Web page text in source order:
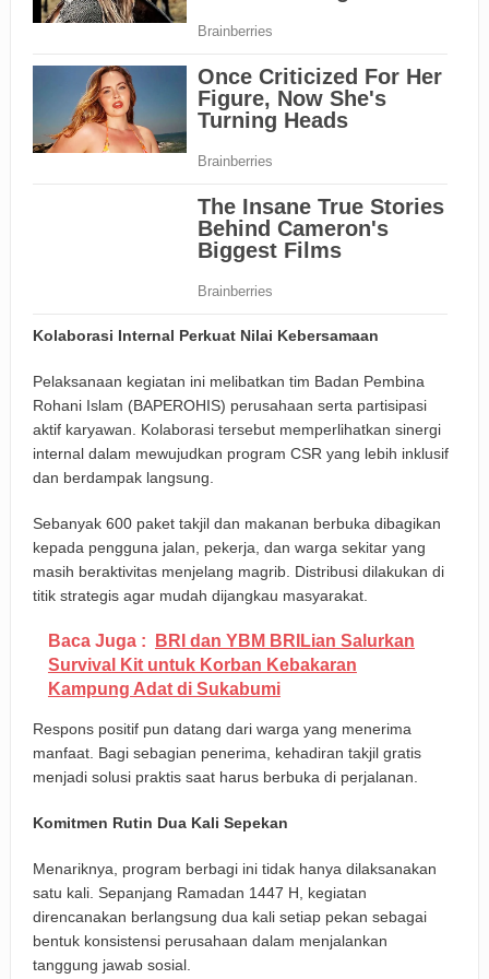
Kolaborasi Internal Perkuat Nilai Kebersamaan
Pelaksanaan kegiatan ini melibatkan tim Badan Pembina
Rohani Islam (BAPEROHIS) perusahaan serta partisipasi
aktif karyawan. Kolaborasi tersebut memperlihatkan sinergi
internal dalam mewujudkan program CSR yang lebih inklusif
dan berdampak langsung.
Sebanyak 600 paket takjil dan makanan berbuka dibagikan
kepada pengguna jalan, pekerja, dan warga sekitar yang
masih beraktivitas menjelang magrib. Distribusi dilakukan di
titik strategis agar mudah dijangkau masyarakat.
Baca Juga :
BRI dan YBM BRILian Salurkan
Survival Kit untuk Korban Kebakaran
Kampung Adat di Sukabumi
Respons positif pun datang dari warga yang menerima
manfaat. Bagi sebagian penerima, kehadiran takjil gratis
menjadi solusi praktis saat harus berbuka di perjalanan.
Komitmen Rutin Dua Kali Sepekan
Menariknya, program berbagi ini tidak hanya dilaksanakan
satu kali. Sepanjang Ramadan 1447 H, kegiatan
direncanakan berlangsung dua kali setiap pekan sebagai
bentuk konsistensi perusahaan dalam menjalankan
tanggung jawab sosial.